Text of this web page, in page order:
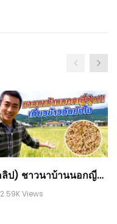
(คลิป) ชาวนาบ้านนอกญี่ปุ่นเกี่ยวข้าวกันยังไง ขายได้เท่าไหร่!! : วีดีโอ เกษตร
2.59K Views